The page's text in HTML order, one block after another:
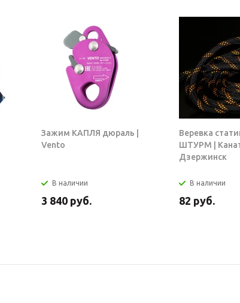
Зажим КАПЛЯ дюраль |
Vento
В наличии
3 840 руб.
Веревка
ШТУРМ |
Дзержинск
В наличии
82 руб.